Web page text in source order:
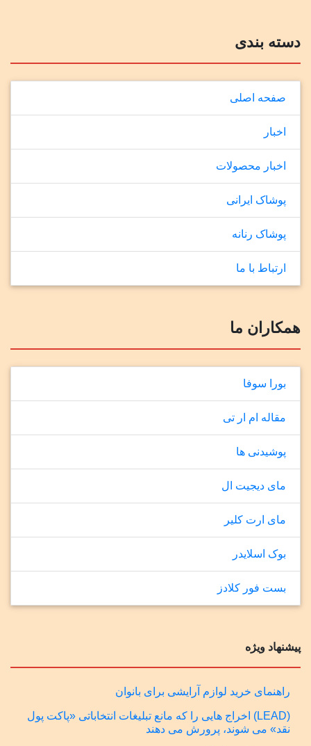
دسته بندی
صفحه اصلی
اخبار
اخبار محصولات
پوشاک ایرانی
پوشاک رنانه
ارتباط با ما
همکاران ما
بورا سوفا
مقاله ام ار تی
پوشیدنی ها
مای دیجیت ال
مای ارت کلیر
بوک اسلایدر
بست فور کلادز
پیشنهاد ویژه
راهنمای خرید لوازم آرایشی برای بانوان
(LEAD) اخراج هایی را که مانع تبلیغات انتخاباتی «پاکت پول
نقد» می شوند، پرورش می دهند